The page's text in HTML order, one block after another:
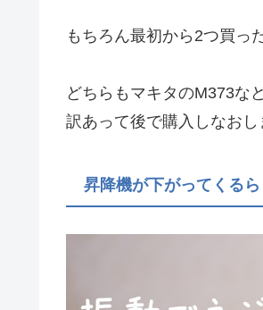
もちろん最初から2つ買っ
どちらもマキタのM373な
訳あって後で購入しなおし
昇降機が下がってくる